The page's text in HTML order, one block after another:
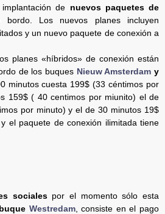
de nuevos paquetes de
Los nuevos planes incluyen
y un nuevo paquete de conexión a
planes «híbridos» de conexión están
de los buques Nieuw Amsterdam y
minutos cuesta 199$ (33 céntimos por
159$ ( 40 centimos por miunito) el de
por minuto) y el de 30 minutos 19$
el paquete de conexión ilimitada tiene
socialespor el momento sólo esta
Westredam, consiste en el pago